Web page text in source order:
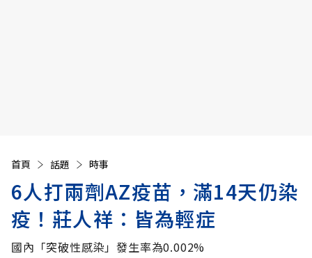
首頁 話題 時事
6人打兩劑AZ疫苗，滿14天仍染
疫！莊人祥：皆為輕症
國內「突破性感染」發生率為0.002%